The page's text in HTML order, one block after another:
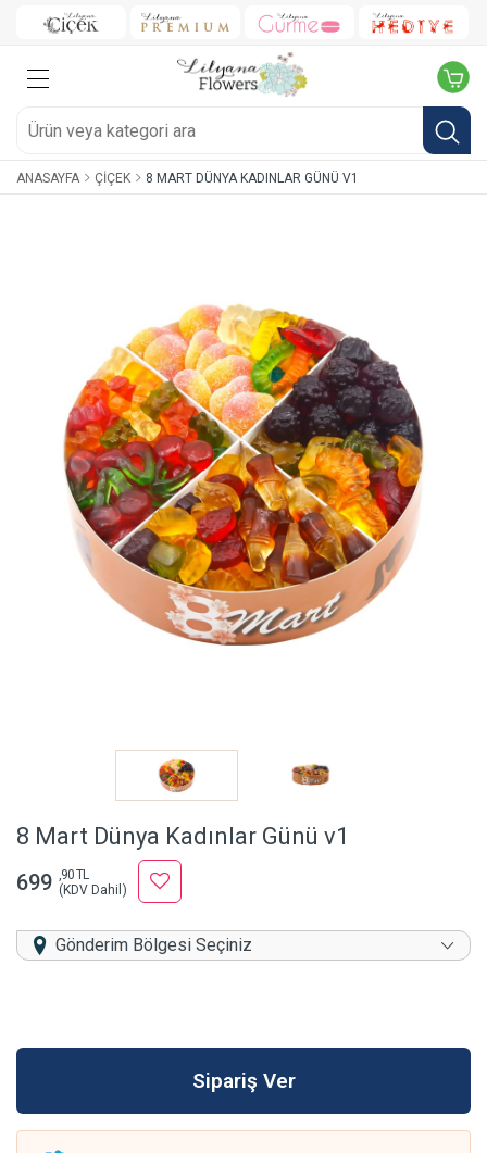
ANASAYFA ÇIÇEK 8 MART DÜNYA KADINLAR GÜNÜ V1
8 Mart Dünya Kadınlar Günü v1
699 ,90 TL
(KDV Dahil)
Gönderim Bölgesi Seçiniz